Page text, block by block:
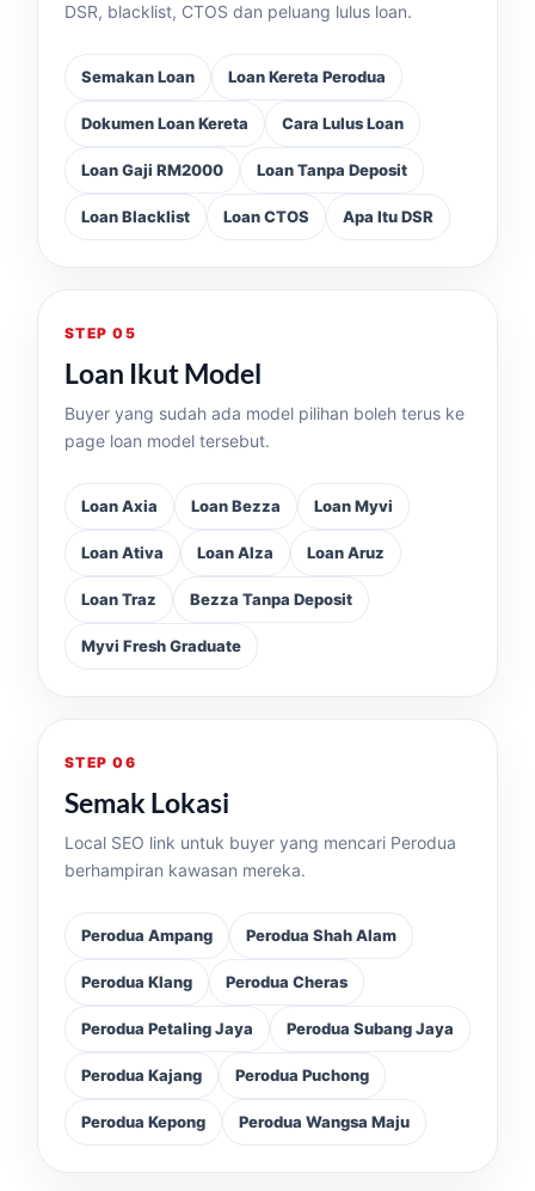
DSR, blacklist, CTOS dan peluang lulus loan.
Semakan Loan Loan Kereta Perodua
Dokumen Loan Kereta Cara Lulus Loan
Loan Gaji RM2000 Loan Tanpa Deposit
Loan Blacklist Loan CTOS Apa Itu DSR
STEP 05
Loan Ikut Model
Buyer yang sudah ada model pilihan boleh terus ke
page loan model tersebut.
Loan Axia Loan Bezza Loan Myvi
Loan Ativa Loan Alza Loan Aruz
Loan Traz Bezza Tanpa Deposit
Myvi Fresh Graduate
STEP 06
Semak Lokasi
Local SEO link untuk buyer yang mencari Perodua
berhampiran kawasan mereka.
Perodua Ampang Perodua Shah Alam
Perodua Klang Perodua Cheras
Perodua Petaling Jaya Perodua Subang Jaya
Perodua Kajang Perodua Puchong
Perodua Kepong Perodua Wangsa Maju